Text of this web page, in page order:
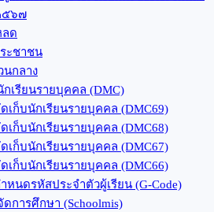
๕๖๗
ลด
ะชาชน
นกลาง
เรียนรายบุคคล (DMC)
เก็บนักเรียนรายบุคคล (DMC69)
เก็บนักเรียนรายบุคคล (DMC68)
เก็บนักเรียนรายบุคคล (DMC67)
เก็บนักเรียนรายบุคคล (DMC66)
หนดรหัสประจำตัวผู้เรียน (G-Code)
การศึกษา (Schoolmis)